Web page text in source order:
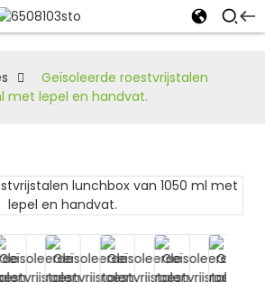
Geïsoleerde roestvrijstalen
met lepel en handvat.